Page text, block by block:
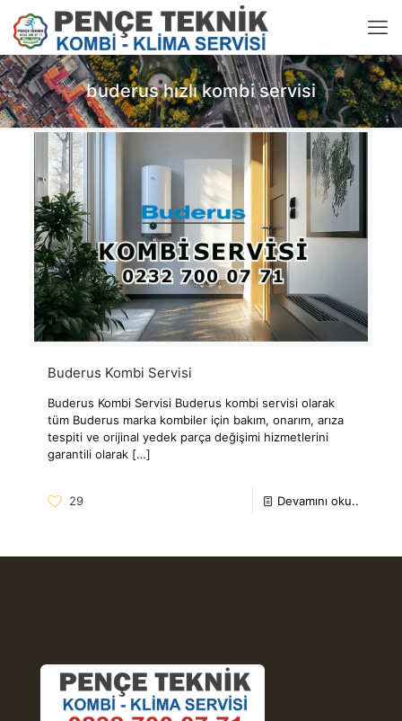
buderus hızlı kombi servisi
Buderus Kombi Servisi
Buderus Kombi Servisi Buderus kombi servisi olarak
tüm Buderus marka kombiler için bakım, onarım, arıza
tespiti ve orijinal yedek parça değişimi hizmetlerini
garantili olarak […]
29 Devamını oku..